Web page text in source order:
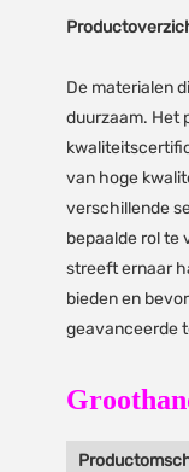
De materialen
duurzaam. Het
van hoge
verschillende
bepaalde rol te
streeft ernaar
bieden en
geavanceerde